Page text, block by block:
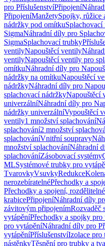
pro PříslušenstvíPřipojení
PřipojeníManžetySpojky, růžice
nádržky pod omítku
SigmaNáhradní díly pro
SigmaSplachovací trubky
ventilyNapouštěcí ventily
ventilyNapouštěcí ventily pro
omítkuNáhradní díly pro
nádržky na omítkuNapouštěcí
nádržkyNáhradní díly pro
splachovací nádržkyNapouštěcí
univerzálníNáhradní díly pro
nádržky univerzálníVypouštěcí
ventily1 množství splachování
splachování2 množství
splachováníVnitřní soupravy
množství splachováníNáhradní
splachováníZásobovací systémy
MLSystémové trubky pro
TvarovkyVsuvkyRedukce
nerozebíratelnéPřechodky a
Přechodky a spojení, rozdělitelné
krabicePřipojeníNáhradní díly
závitovým připojenímRozvaděč
vytápěníPřechodky a spojky pro
pro vytápěníNáhradní díly pro
vytápěníPříslušenstvíIzolace pro
nástěnkyTěsnění pro trubky a